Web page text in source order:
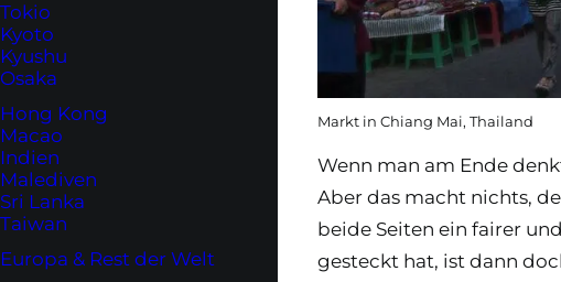
Tokio
Kyoto
Kyushu
Osaka
Hong Kong
Macao
Indien
Malediven
Sri Lanka
Taiwan
Europa & Rest der Welt
Markt in Chiang Mai, Thailand
Wenn man am Ende
Aber das macht nichts,
beide Seiten ein fairer
gesteckt hat, ist dann